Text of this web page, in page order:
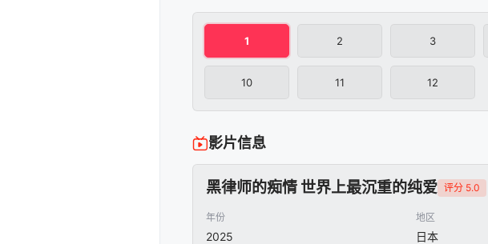
1 2 3
10 11 12
影片信息
黑律师的痴情 世界上最沉重的纯爱 评分 5.0
年份
2025
地区
日本